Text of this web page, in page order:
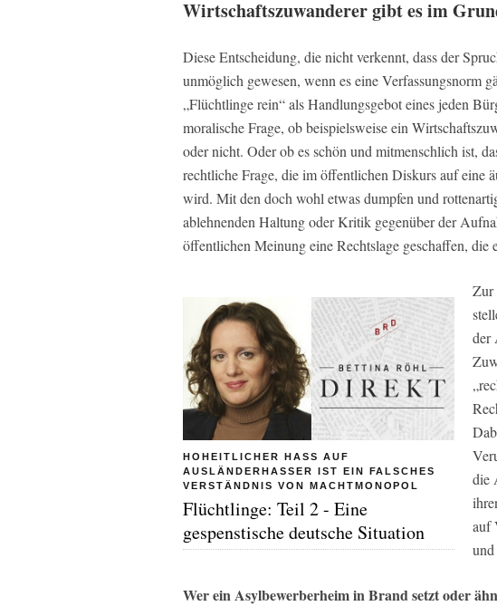
Wirtschaftszuwanderer gibt es im
Diese Entscheidung, die nicht verkennt, dass der
unmöglich gewesen, wenn es eine Verfassungsnorm
„Flüchtlinge rein“ als Handlungsgebot eines jeden
moralische Frage, ob beispielsweise ein
oder nicht. Oder ob es schön und mitmenschlich ist,
rechtliche Frage, die im öffentlichen Diskurs auf eine
wird. Mit den doch wohl etwas dumpfen und
ablehnenden Haltung oder Kritik gegenüber der
öffentlichen Meinung eine Rechtslage geschaffen, die
HOHEITLICHER HASS AUF
AUSLÄNDERHASSER IST EIN FALSCHES
VERSTÄNDNIS VON MACHTMONOPOL
Flüchtlinge: Teil 2 - Eine
gespenstische deutsche Situation
Zur
der
die
auf
und
Wer ein Asylbewerberheim in Brand setzt oder